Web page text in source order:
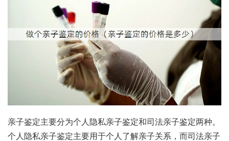
亲子鉴定主要分为个人隐私亲子鉴定和司法亲子鉴定两种。
个人隐私亲子鉴定主要用于个人了解亲子关系，而司法亲子